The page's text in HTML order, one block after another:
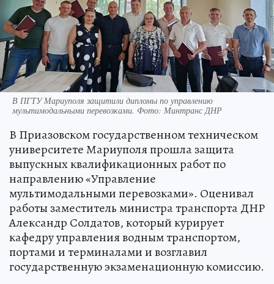
В ПГТУ Мариуполя защитили дипломы по управлению
мультимодальными перевозками. Фото: Минтранс ДНР
В Приазовском государственном техническом
университете Мариуполя прошла защита
выпускных квалификационных работ по
направлению «Управление
мультимодальными перевозками». Оценивал
работы заместитель министра транспорта ДНР
Александр Солдатов, который курирует
кафедру управления водным транспортом,
портами и терминалами и возглавил
государственную экзаменационную комиссию.